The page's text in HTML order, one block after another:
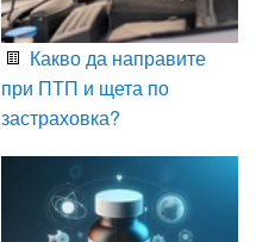
Какво да направите
при ПТП и щета по
застраховка?